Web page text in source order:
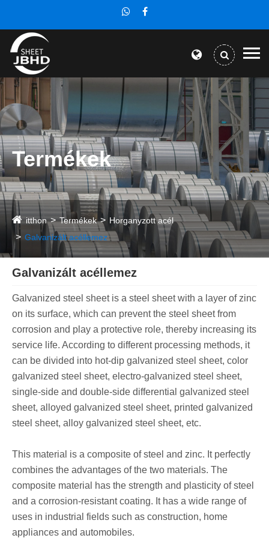
Termékek
itthon Termékek
Horganyzott acél
Galvanizált acéllemez
Galvanizált acéllemez
Galvanized steel sheet is a steel sheet with a layer of zinc
on its surface, which can prevent the steel sheet from
corrosion and play a protective role, thereby increasing its
service life. According to different processing methods, it
can be divided into hot-dip galvanized steel sheet, color
galvanized steel sheet, electro-galvanized steel sheet,
single-side and double-side differential galvanized steel
sheet, alloyed galvanized steel sheet, printed galvanized
steel sheet, alloy galvanized steel sheet, etc.
This material is a composite of steel and zinc. It perfectly
combines the advantages of the two materials. The
composite material has the strength and plasticity of steel
and a corrosion-resistant coating. It has a wide range of
uses in industrial fields such as construction, home
appliances and automobiles.